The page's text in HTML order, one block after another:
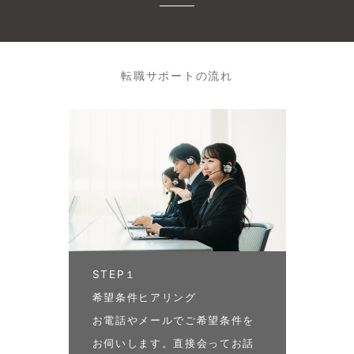
転職サポートの流れ
STEP１
希望条件ヒアリング
お電話やメールでご希望条件を
お伺いします。直接会ってお話